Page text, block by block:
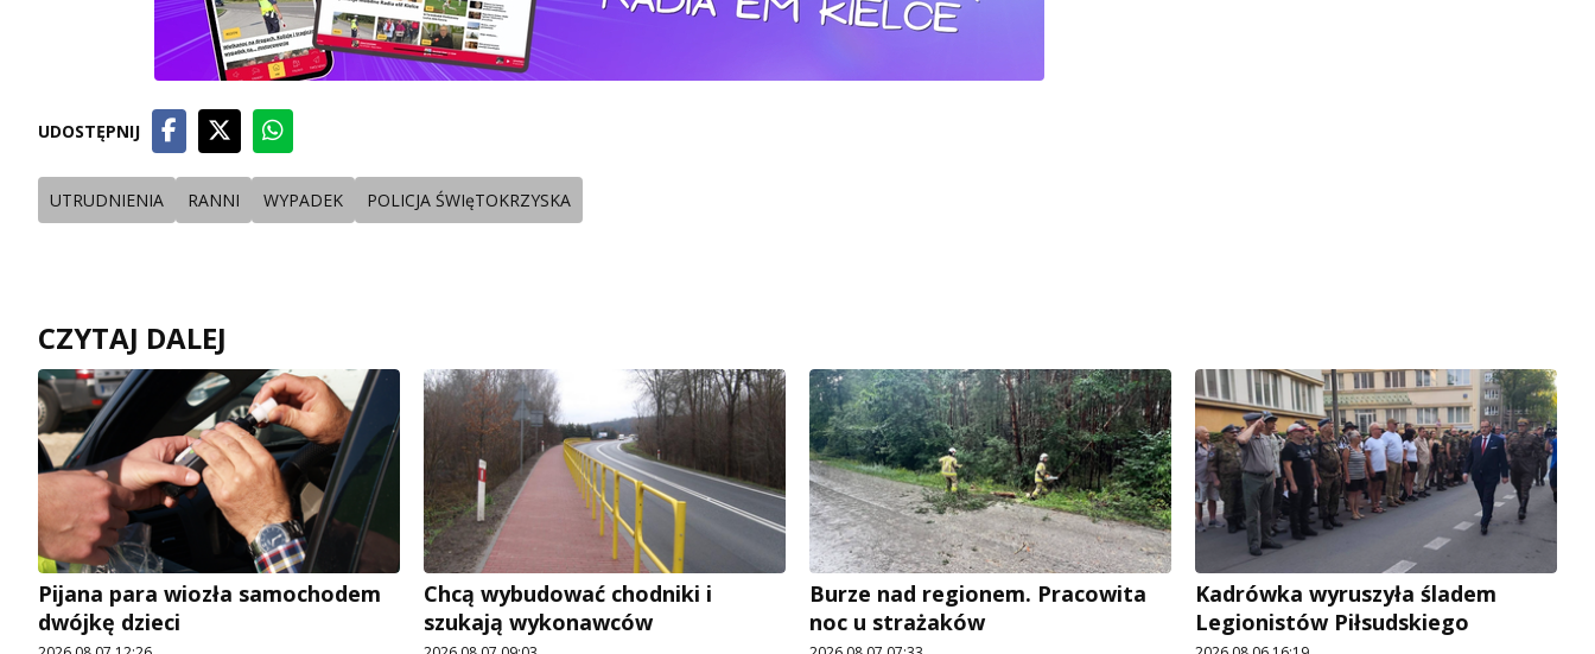
UDOSTĘPNIJ
UTRUDNIENIA RANNI WYPADEK POLICJA ŚWIęTOKRZYSKA
CZYTAJ DALEJ
Pijana para wiozła samochodem
dwójkę dzieci
Chcą wybudować chodniki i
szukają wykonawców
Burze nad regionem. Pracowita
noc u strażaków
Kadrówka wyruszyła śladem
Legionistów Piłsudskiego